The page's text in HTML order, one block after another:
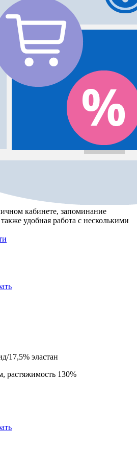
кабинете, запоминание
также удобная работа с несколькими
17,5% эластан
растяжимость 130%